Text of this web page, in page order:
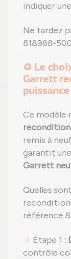
indiquer
Ne tardez
818988-
♻️ Le
Garrett
Ce modèle
remis à
garantit une
Garrett
Quelles
référence
Étape 1 :
contrôle